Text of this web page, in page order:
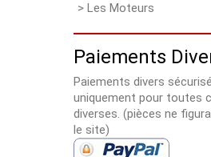
> Les Moteurs
Paiements
Paiements divers
uniquement pour toutes
diverses. (pièces ne
le site)